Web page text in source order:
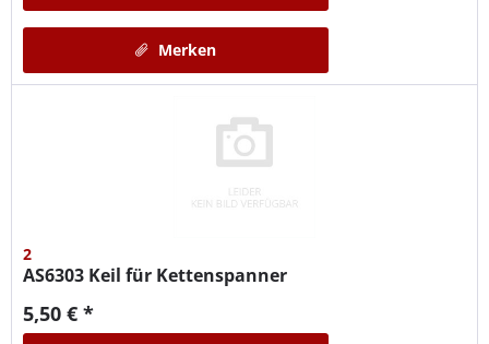
Merken
2
AS6303 Keil für Kettenspanner
5,50 € *